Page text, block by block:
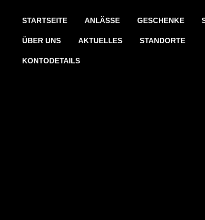
STARTSEITE ANLÄSSE GESCHENKE
ÜBER UNS AKTUELLES STANDORTE
KONTODETAILS